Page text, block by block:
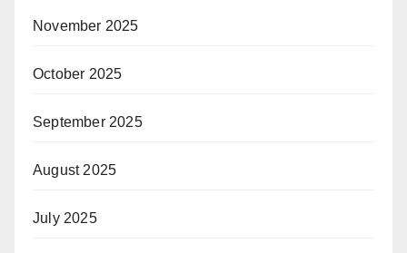
November 2025
October 2025
September 2025
August 2025
July 2025